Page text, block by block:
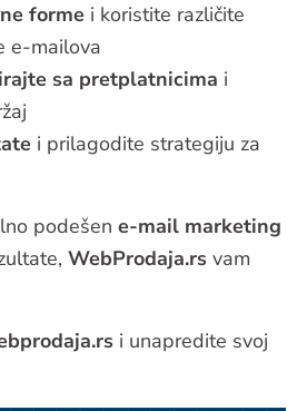
forme i koristite različite
e-mailova
sa pretplatnicima i
i prilagodite strategiju za
podešen e-mail marketing
WebProdaja.rs vam
i unapredite svoj